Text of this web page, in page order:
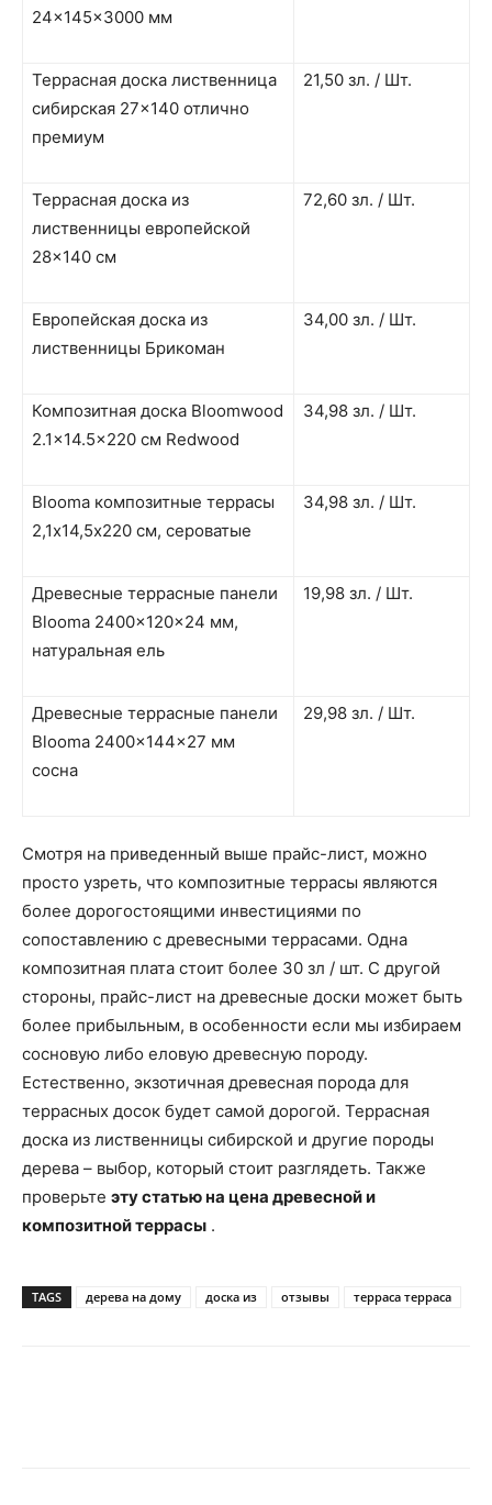
24x145x3000 мм
Террасная доска лиственница
сибирская 27×140 отлично
премиум
21,50 зл. / Шт.
Террасная доска из
лиственницы европейской
28×140 см
72,60 зл. / Шт.
Европейская доска из
лиственницы Брикоман
34,00 зл. / Шт.
Композитная доска Bloomwood
2.1×14.5×220 см Redwood
34,98 зл. / Шт.
Blooma композитные террасы
2,1х14,5х220 см, сероватые
34,98 зл. / Шт.
Древесные террасные панели
Blooma 2400x120x24 мм,
натуральная ель
19,98 зл. / Шт.
Древесные террасные панели
Blooma 2400x144x27 мм
сосна
29,98 зл. / Шт.
Смотря на приведенный выше прайс-лист, можно
просто узреть, что композитные террасы являются
более дорогостоящими инвестициями по
сопоставлению с древесными террасами. Одна
композитная плата стоит более 30 зл / шт. С другой
стороны, прайс-лист на древесные доски может быть
более прибыльным, в особенности если мы избираем
сосновую либо еловую древесную породу.
Естественно, экзотичная древесная порода для
террасных досок будет самой дорогой. Террасная
доска из лиственницы сибирской и другие породы
дерева – выбор, который стоит разглядеть. Также
проверьте эту статью на цена древесной и
композитной террасы .
TAGS дерева на дому доска из отзывы терраса терраса